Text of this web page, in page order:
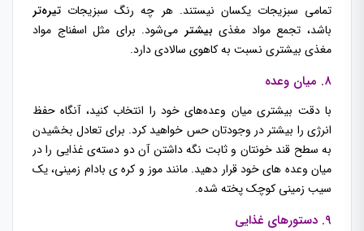
تمامی سبزیجات یکسان نیستند. هر چه رنگ سبزیجات تیره‌تر
باشد، تجمع مواد مغذی بیشتر می‌شود. برای مثل اسفناج مواد
مغذی بیشتری نسبت به کاهوی سالادی دارد.
۸. میان وعده
با دقت بیشتری میان وعده‌های خود را انتخاب کنید، آنگاه حفظ
انرژی را بیشتر در وجودتان حس خواهید کرد. برای تعادل بخشیدن
به سطح قند خونتان و ثابت نگه داشتن آن دو دسته‌ی غذایی را در
میان وعده های خود قرار دهید. مانند موز و کره ی بادام زمینی، یک
سیب زمینی کوچک پخته شده.
۹. دستورهای غذایی